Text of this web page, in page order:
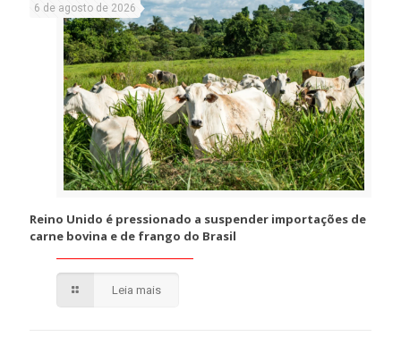
6 de agosto de 2026
Reino Unido é pressionado a suspender importações de
carne bovina e de frango do Brasil
Leia mais